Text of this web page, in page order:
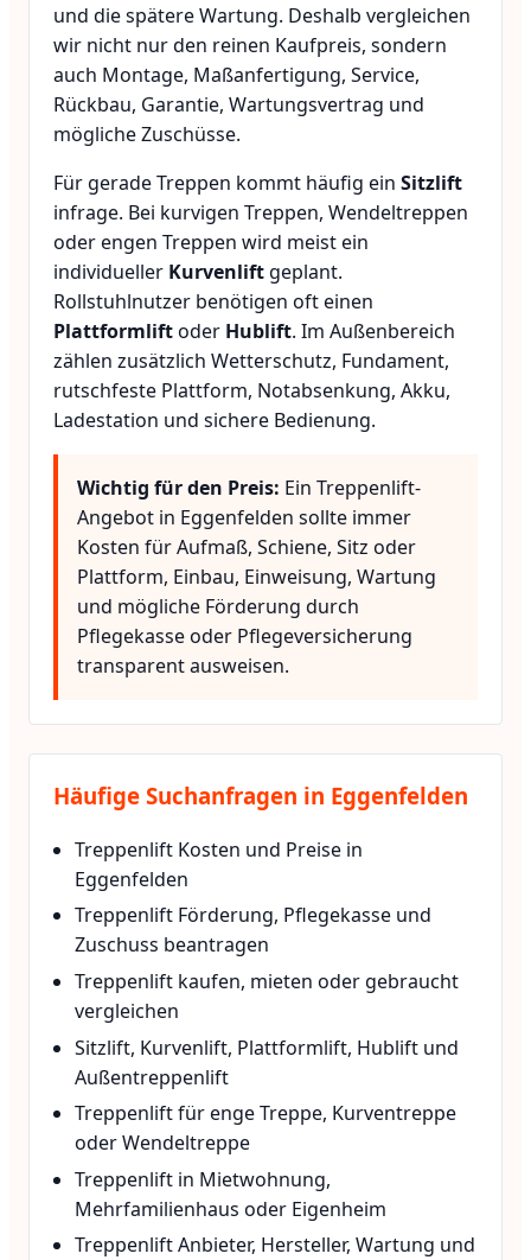
und die spätere Wartung. Deshalb vergleichen
wir nicht nur den reinen Kaufpreis, sondern
auch Montage, Maßanfertigung, Service,
Rückbau, Garantie, Wartungsvertrag und
mögliche Zuschüsse.
Für gerade Treppen kommt häufig ein Sitzlift
infrage. Bei kurvigen Treppen, Wendeltreppen
oder engen Treppen wird meist ein
individueller Kurvenlift geplant.
Rollstuhlnutzer benötigen oft einen
Plattformliftoder Hublift. Im Außenbereich
zählen zusätzlich Wetterschutz, Fundament,
rutschfeste Plattform, Notabsenkung, Akku,
Ladestation und sichere Bedienung.
Wichtig für den Preis: Ein Treppenlift-
Angebot in Eggenfelden sollte immer
Kosten für Aufmaß, Schiene, Sitz oder
Plattform, Einbau, Einweisung, Wartung
und mögliche Förderung durch
Pflegekasse oder Pflegeversicherung
transparent ausweisen.
Häufige Suchanfragen in Eggenfelden
Treppenlift Kosten und Preise in
Eggenfelden
Treppenlift Förderung, Pflegekasse und
Zuschuss beantragen
Treppenlift kaufen, mieten oder gebraucht
vergleichen
Sitzlift, Kurvenlift, Plattformlift, Hublift und
Außentreppenlift
Treppenlift für enge Treppe, Kurventreppe
oder Wendeltreppe
Treppenlift in Mietwohnung,
Mehrfamilienhaus oder Eigenheim
Treppenlift Anbieter, Hersteller, Wartung und